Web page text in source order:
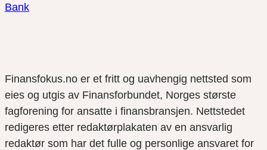
Bank
Finansfokus.no er et fritt og uavhengig nettsted som
eies og utgis av Finansforbundet, Norges største
fagforening for ansatte i finansbransjen. Nettstedet
redigeres etter redaktørplakaten av en ansvarlig
redaktør som har det fulle og personlige ansvaret for